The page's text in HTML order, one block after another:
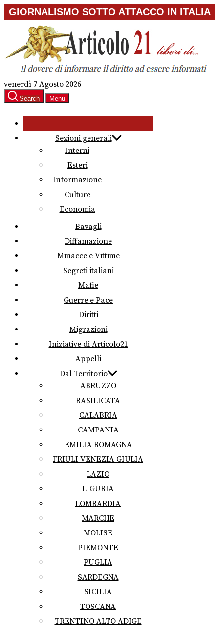
Skip
to
content
GIORNALISMO SOTTO ATTACCO IN ITALIA
venerdì 7 Agosto 2026
Search Menu
Sezioni generali
Interni
Esteri
Informazione
Culture
Economia
Bavagli
Diffamazione
Minacce e Vittime
Segreti italiani
Mafie
Guerre e Pace
Diritti
Migrazioni
Iniziative di Articolo21
Appelli
Dal Territorio
ABRUZZO
BASILICATA
CALABRIA
CAMPANIA
EMILIA ROMAGNA
FRIULI VENEZIA GIULIA
LAZIO
LIGURIA
LOMBARDIA
MARCHE
MOLISE
PIEMONTE
PUGLIA
SARDEGNA
SICILIA
TOSCANA
TRENTINO ALTO ADIGE